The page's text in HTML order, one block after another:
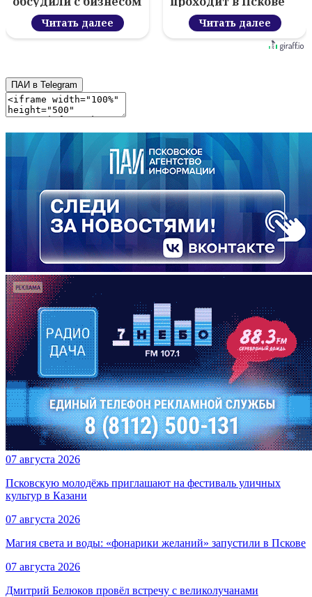
новый цифровой
проектЧитать далее Читать далее
ПАИ в Telegram
07 августа 2026
Псковскую молодёжь приглашают на фестиваль уличных
культур в Казани
07 августа 2026
Магия света и воды: «фонарики желаний» запустили в Пскове
07 августа 2026
Дмитрий Белюков провёл встречу с великолучанами